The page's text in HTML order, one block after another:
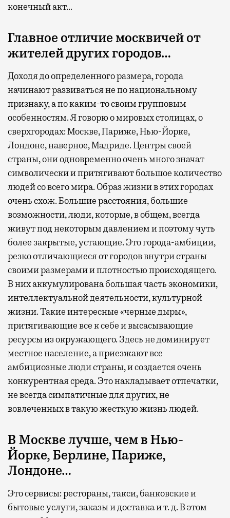
конечный акт…
Главное отличие москвичей от
жителей других городов…
Доходя до определенного размера, города
начинают развиваться не по национальному
признаку, а по каким-то своим групповым
особенностям. Я говорю о мировых столицах, о
сверхгородах: Москве, Париже, Нью-Йорке,
Лондоне, наверное, Мадриде. Центры своей
страны, они одновременно очень много значат
символически и притягивают большое количество
людей со всего мира. Образ жизни в этих городах
очень схож. Большие расстояния, большие
возможности, люди, которые, в общем, всегда
живут под некоторым давлением и поэтому чуть
более закрытые, устающие. Это города-амбиции,
резко отличающиеся от городов внутри страны
своими размерами и плотностью происходящего.
В них аккумулирована большая часть экономики,
интеллектуальной деятельности, культурной
жизни. Такие интересные «черные дыры»,
притягивающие все к себе и высасывающие
ресурсы из окружающего. Здесь не доминирует
местное население, а приезжают все
амбициозные люди страны, и создается очень
конкурентная среда. Это накладывает отпечатки,
не всегда симпатичные для других, не
вовлеченных в такую жесткую жизнь людей.
В Москве лучше, чем в Нью-
Йорке, Берлине, Париже,
Лондоне…
Это сервисы: рестораны, такси, банковские и
бытовые услуги, заказы и доставка и т. д. В этом